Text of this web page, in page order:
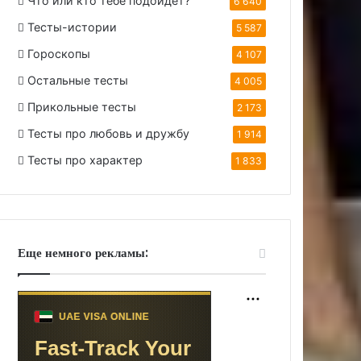
Тесты-истории 5 587
Гороскопы 4 107
Остальные тесты 4 005
Прикольные тесты 2 173
Тесты про любовь и дружбу 1 914
Тесты про характер 1 833
Еще немного рекламы: